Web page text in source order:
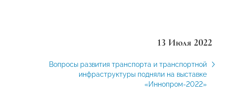
13 Июля 2022
Вопросы развития транспорта и транспортной
инфраструктуры подняли на выставке
«Иннопром-2022»